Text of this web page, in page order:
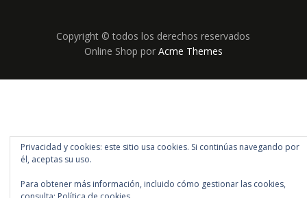
Copyright © todos los derechos reservados
Online Shop por Acme Themes
Privacidad y cookies: este sitio usa cookies. Si continúas navegando por
él, aceptas su uso.
Para obtener más información, incluido cómo gestionar las cookies,